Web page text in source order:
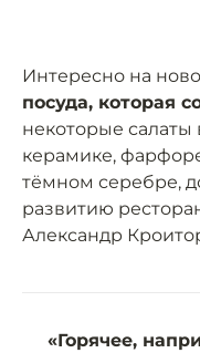
Интересно на
посуда, которая
некоторые салаты
керамике,
тёмном серебре,
развитию
Александр
«Горячее,